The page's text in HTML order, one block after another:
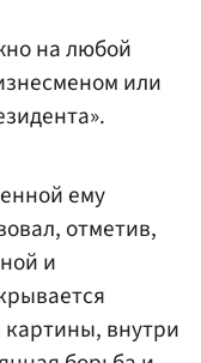
на любой
или
ему
отметив,
и
внутри